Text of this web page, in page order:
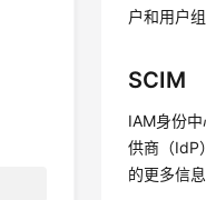
户和用户
SCIM
IAM身份
供商（IdP
的更多信